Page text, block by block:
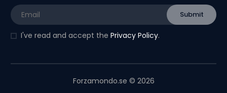
I've read and accept the Privacy Policy.
Forzamondo.se © 2026